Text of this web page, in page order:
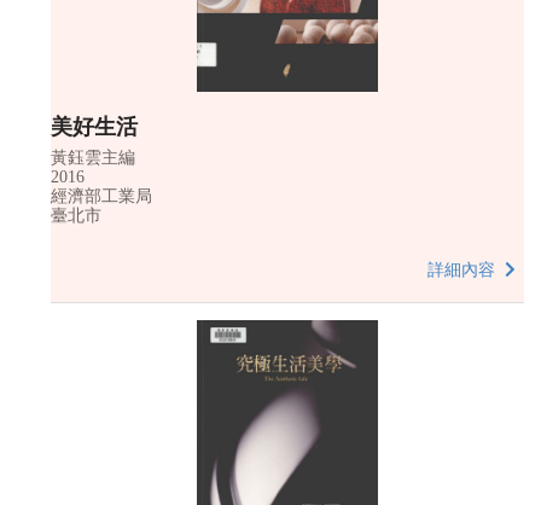
美好生活
黃鈺雲主編
2016
經濟部工業局
臺北市
詳細內容